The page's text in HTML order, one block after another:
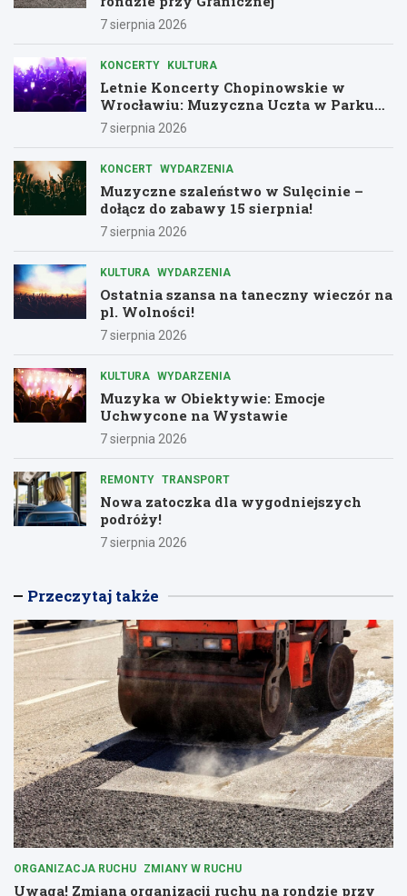
7 sierpnia 2026
KONCERTY KULTURA
Letnie Koncerty Chopinowskie w
Wrocławiu: Muzyczna Uczta w Parku
Południowym!
7 sierpnia 2026
KONCERT WYDARZENIA
Muzyczne szaleństwo w Sulęcinie –
dołącz do zabawy 15 sierpnia!
7 sierpnia 2026
KULTURA WYDARZENIA
Ostatnia szansa na taneczny wieczór na
pl. Wolności!
7 sierpnia 2026
KULTURA WYDARZENIA
Muzyka w Obiektywie: Emocje
Uchwycone na Wystawie
7 sierpnia 2026
REMONTY TRANSPORT
Nowa zatoczka dla wygodniejszych
podróży!
7 sierpnia 2026
Przeczytaj także
ORGANIZACJA RUCHU ZMIANY W RUCHU
Uwaga! Zmiana organizacji ruchu na rondzie przy